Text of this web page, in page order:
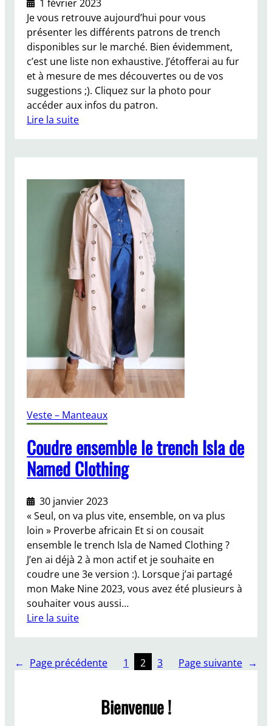
i
s
o
d
e
1
1 février 2023
Je vous retrouve aujourd’hui pour vous
présenter les différents patrons de trench
disponibles sur le marché. Bien évidemment,
c’est une liste non exhaustive. J’étofferai au fur
et à mesure de mes découvertes ou de vos
suggestions ;). Cliquez sur la photo pour
accéder aux infos du patron.
Lire la suite
s
t
e
d
e
p
a
t
r
n
d
e
c
o
u
t
u
e
s
é
c
i
a
l
T
r
e
n
Veste – Manteaux
Coudre ensemble le trench Isla de
Named Clothing
30 janvier 2023
« Seul, on va plus vite, ensemble, on va plus
loin » Proverbe africain Et si on cousait
ensemble le trench Isla de Named Clothing ?
J’en ai déjà 2 à mon actif et je souhaite en
coudre une 3e version :). Lorsque j’ai partagé
mon Make Nine 2023, vous avez été plusieurs à
souhaiter vous aussi…
Lire la suite
o
← Page précédente 1 2 3 Page suivante →
Bienvenue !